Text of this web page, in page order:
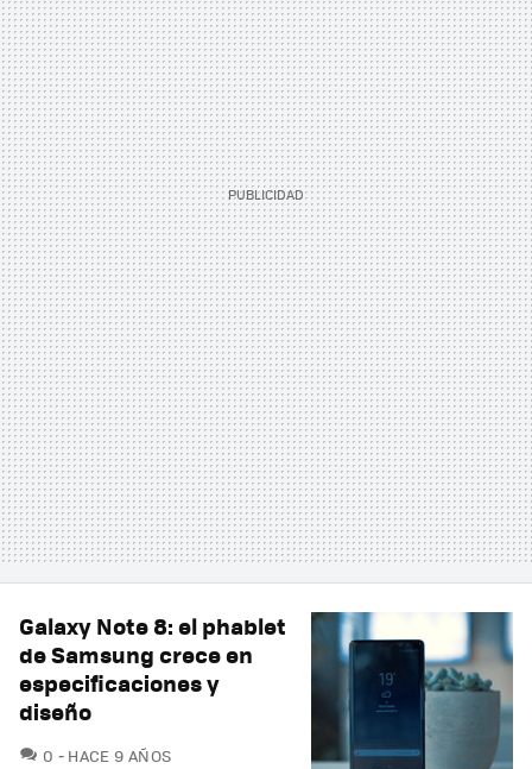
Galaxy Note 8: el phablet
de Samsung crece en
especificaciones y
diseño
0 COMENTARIOS
HACE 9 AÑOS